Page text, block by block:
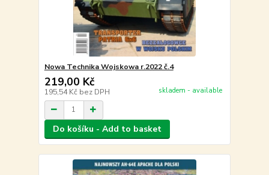
Nowa Technika Wojskowa r.2022 č.4
219,00 Kč
195,54 Kč bez DPH skladem - available
Do košíku - Add to basket